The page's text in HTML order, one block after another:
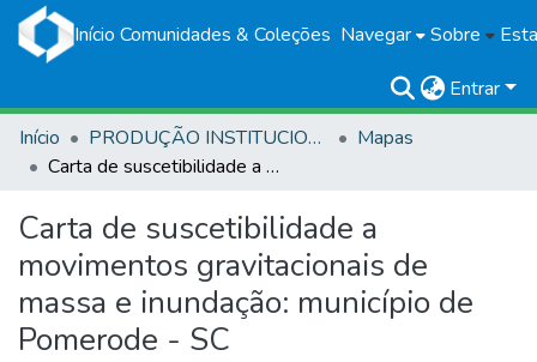
Início Comunidades & Coleções Navegar Sobre
Entrar
Início
PRODUÇÃO INSTITUCIONAL
Mapas
Carta de suscetibilidade a movimentos gravitacionais de massa e inundação: município de Pomerode - SC
Carta de suscetibilidade a
movimentos gravitacionais de
massa e inundação: município de
Pomerode - SC